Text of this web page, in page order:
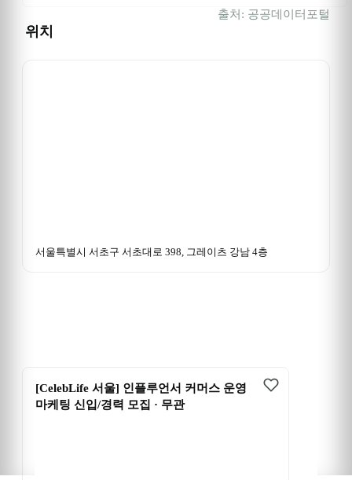
출처: 공공데이터포털
위치
서울특별시 서초구 서초대로 398, 그레이츠 강남 4층
[CelebLife 서울] 인플루언서 커머스 운영
마케팅 신입/경력 모집 · 무관